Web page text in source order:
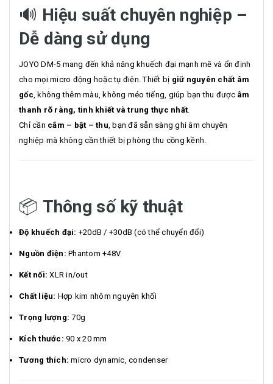
🔊 Hiệu suất chuyên nghiệp –
Dễ dàng sử dụng
JOYO DM-5 mang đến khả năng khuếch đại mạnh mẽ và ổn định
cho mọi micro động hoặc tụ điện. Thiết bị giữ nguyên chất âm
gốc, không thêm màu, không méo tiếng, giúp bạn thu được âm
thanh rõ ràng, tinh khiết và trung thực nhất.
Chỉ cần cắm – bật – thu, bạn đã sẵn sàng ghi âm chuyên
nghiệp mà không cần thiết bị phòng thu cồng kềnh.
📦 Thông số kỹ thuật
Độ khuếch đại: +20dB / +30dB (có thể chuyển đổi)
Nguồn điện: Phantom +48V
Kết nối: XLR in/out
Chất liệu: Hợp kim nhôm nguyên khối
Trọng lượng: 70g
Kích thước: 90 x 20 mm
Tương thích: micro dynamic, condenser